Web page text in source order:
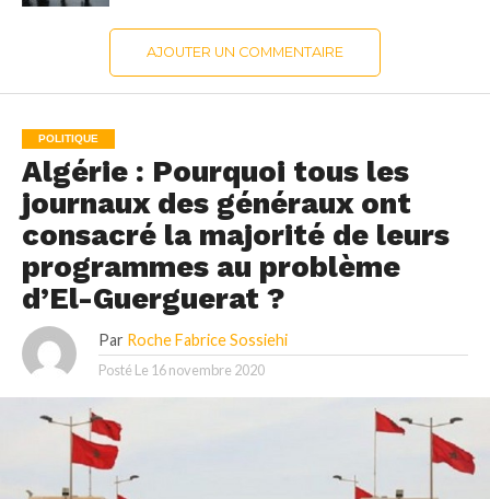
AJOUTER UN COMMENTAIRE
POLITIQUE
Algérie : Pourquoi tous les
journaux des généraux ont
consacré la majorité de leurs
programmes au problème
d’El-Guerguerat ?
Par Roche Fabrice Sossiehi
Posté Le 16 novembre 2020